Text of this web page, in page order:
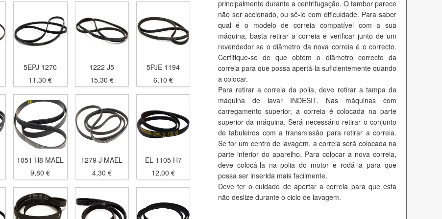
principalmente durante a centrifugação. O tambor parece
não ser accionado, ou sê-lo com dificuldade. Para saber
qual é o modelo de correia compatível com a sua
máquina, basta retirar a correia e verificar junto de um
revendedor se o diâmetro da nova correia é o correcto.
Certifique-se de que obtém o diâmetro correcto da
correia para que possa apertá-la suficientemente quando
a colocar.
Para retirar a correia da polia, deve retirar a tampa da
máquina de lavar INDESIT. Nas máquinas com
carregamento superior, a correia é colocada na parte
superior da máquina. Será necessário retirar o conjunto
de tabuleiros com a transmissão para retirar a correia.
Se for um centro de lavagem, a correia será colocada na
parte inferior do aparelho. Para colocar a nova correia,
deve colocá-la na polia do motor e rodá-la para que
possa ser inserida mais facilmente.
Deve ter o cuidado de apertar a correia para que esta
não deslize durante o ciclo de lavagem.
5EPJ 1270
11,30 €
1222 J5
15,30 €
5PJE 1194
6,10 €
1051 H8 MAEL
9,80 €
1279 J MAEL
4,30 €
EL 1105 H7
12,00 €